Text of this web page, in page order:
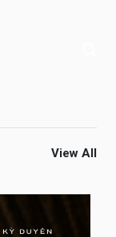
View All